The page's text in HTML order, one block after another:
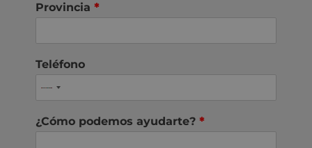
Provincia *
Teléfono
¿Cómo podemos ayudarte? *